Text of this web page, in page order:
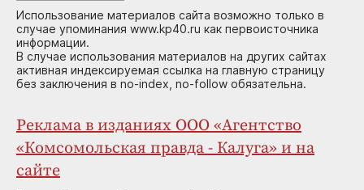
Использование материалов сайта возможно только в
случае упоминания www.kp40.ru как первоисточника
информации.
В случае использования материалов на других сайтах
активная индексируемая ссылка на главную страницу
без заключения в no-index, no-follow обязательна.
Реклама в изданиях ООО «Агентство
«Комсомольская правда - Калуга» и на
сайте